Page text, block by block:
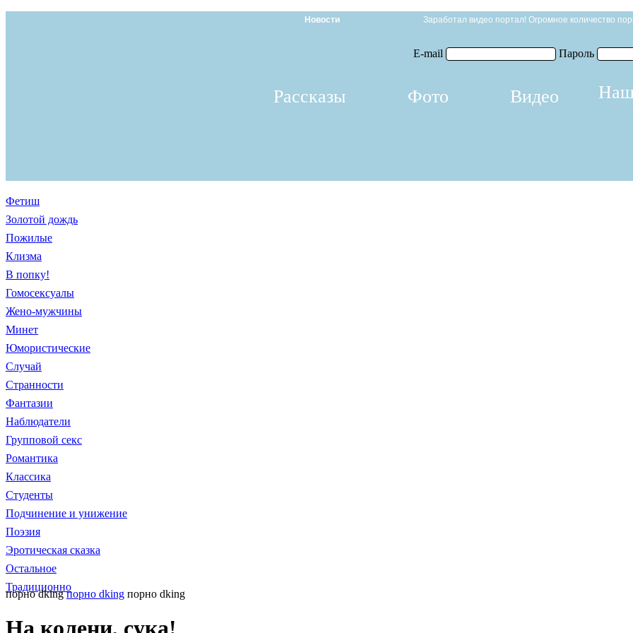
Новости Заработал видео портал! Огромное количество
E-mail Пароль
Рассказы Фото Видео
Фетиш
Золотой дождь
Пожилые
Клизма
В попку!
Гомосексуалы
Жено-мужчины
Минет
Юмористические
Случай
Странности
Фантазии
Наблюдатели
Групповой секс
Романтика
Классика
Студенты
Подчинение и унижение
Поэзия
Эротическая сказка
Остальное
Традиционно
порно dkingпорно dking порно dking